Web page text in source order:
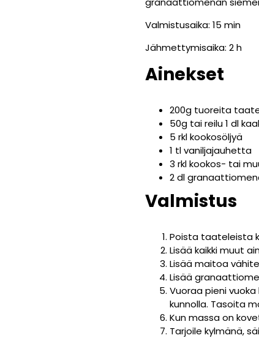
Valmistusaika: 15 min
Jähmettymisaika: 2 h
Ainekset
200g tuoreita
50g tai reilu 1 dl
5 rkl kookosöljyä
1 tl vaniljajauhetta
3 rkl kookos- tai
2 dl
Valmistus
Poista taateleista
Lisää kaikki muut
Lisää maitoa
Lisää
Vuoraa pieni
kunnolla. Tasoita
Kun massa on
Tarjoile kylmänä,